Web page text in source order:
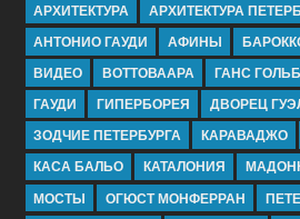
АРХИТЕКТУРА
АРХИТЕКТУРА
АНТОНИО ГАУДИ
АФИНЫ
ВИДЕО
ВОТТОВААРА
ГАНС
ГАУДИ
ГИПЕРБОРЕЯ ДВОРЕЦ
ЗОДЧИЕ ПЕТЕРБУРГА
КАРАВАДЖО
КАСА БАЛЬО
КАТАЛОНИЯ
МОСТЫ
ОГЮСТ МОНФЕРРАН